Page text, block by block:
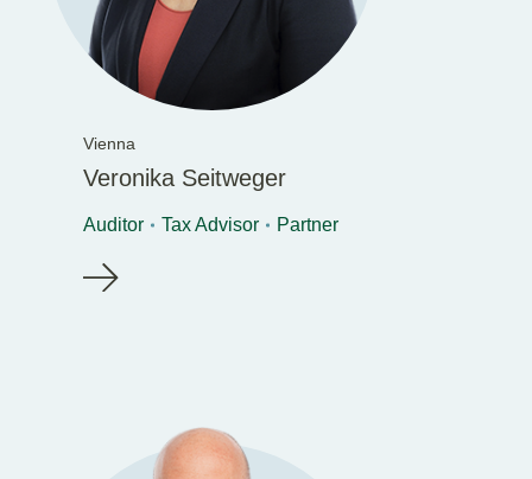
Vienna
Veronika Seitweger
Auditor Tax Advisor Partner